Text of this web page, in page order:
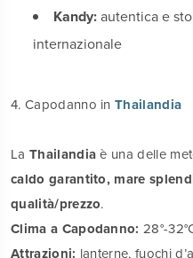
Kandy:autentica e
internazionale
4. Capodanno inThailandia
La Thailandiaè una delle
caldo garantito, mare
qualità/prezzo.
Clima a Capodanno: 28°-
Attrazioni: lanterne, fuochi